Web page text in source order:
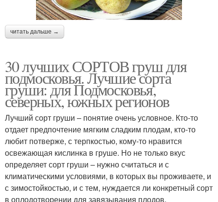
читать дальше →
30 лучших СОРТОВ груш для
подмосковья. Лучшие сорта
груши: для Подмосковья,
северных, южных регионов
Лучший сорт груши – понятие очень условное. Кто-то
отдает предпочтение мягким сладким плодам, кто-то
любит потверже, с терпкостью, кому-то нравится
освежающая кислинка в груше. Но не только вкус
определяет сорт груши – нужно считаться и с
климатическими условиями, в которых вы проживаете, и
с зимостойкостью, и с тем, нуждается ли конкретный сорт
в оплодотворении для завязывания плодов.